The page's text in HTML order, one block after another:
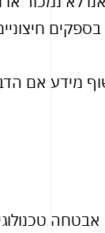
מידע אם